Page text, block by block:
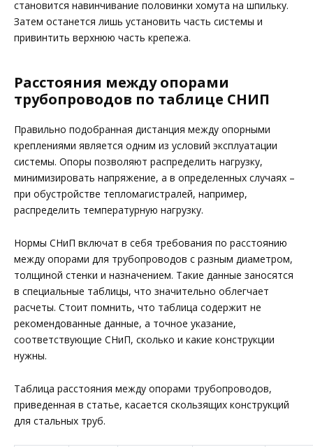
становится навинчивание половинки хомута на шпильку.
Затем останется лишь установить часть системы и
привинтить верхнюю часть крепежа.
Расстояния между опо­рами
трубопроводов по таблице СНИП
Правильно подобранная дистанция между опорными
креплениями является одним из условий эксплуатации
системы. Опоры позволяют распределить нагрузку,
минимизировать напряжение, а в определенных случаях –
при обустройстве тепломагистралей, например,
распределить температурную нагрузку.
Нормы СНиП включат в себя требования по расстоянию
между опорами для трубопроводов с разным диаметром,
толщиной стенки и назначением. Такие данные заносятся
в специальные таблицы, что значительно облегчает
расчеты. Стоит помнить, что таблица содержит не
рекомендованные данные, а точное указание,
соответствующие СНиП, сколько и какие конструкции
нужны.
Таблица расстояния между опорами трубопр­оводов,
приведенная в статье, касается скользящих конструкций
для стальных труб.